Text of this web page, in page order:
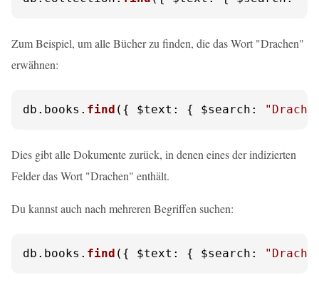
Zum Beispiel, um alle Bücher zu finden, die das Wort "Drachen"
erwähnen:
db. books . find ({ $text : { $search :
Dies gibt alle Dokumente zurück, in denen eines der indizierten
Felder das Wort "Drachen" enthält.
Du kannst auch nach mehreren Begriffen suchen:
db. books . find ({ $text : { $search :